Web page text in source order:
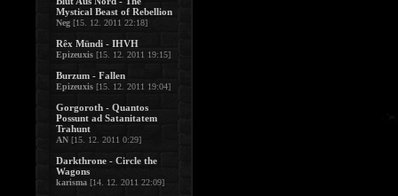
Mystical Beast of Rebellion
Neg [15. 12. 2011 22:18]
Rêx Mündi - IHVH
Epizeuxis [15. 12. 2011 19:15]
Burzum - Fallen
Epizeuxis [15. 12. 2011 19:04]
Gorgoroth - Quantos
Possunt ad Satanitatem
Trahunt
AN [15. 12. 2011 0:29]
Darkthrone - Circle the
Wagons
karisma [14. 12. 2011 22:09]